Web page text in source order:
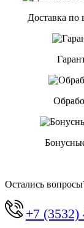
Доставка по
Остались
+7 (3532)